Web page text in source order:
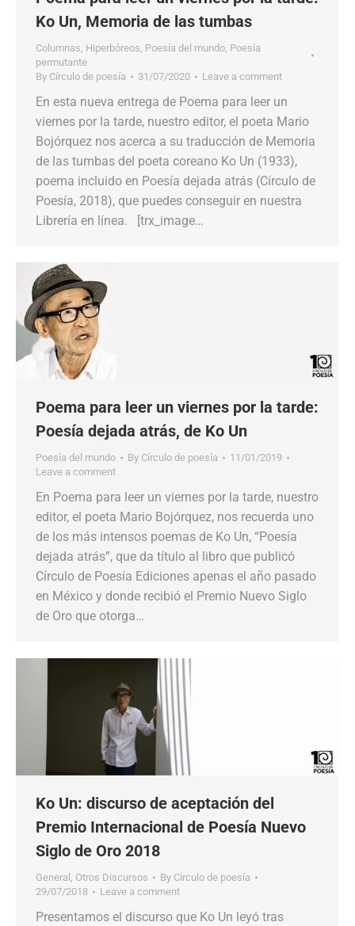
Ko Un, Memoria de las tumbas
Columnas, Hiperbóreos, Poesía del mundo, Poesía
permutante
By Círculo de poesía 31/07/2020 Leave a comment
En esta nueva entrega de Poema para leer un
viernes por la tarde, nuestro editor, el poeta Mario
Bojórquez nos acerca a su traducción de Memoria
de las tumbas del poeta coreano Ko Un (1933),
poema incluido en Poesía dejada atrás (Círculo de
Poesía, 2018), que puedes conseguir en nuestra
Librería en línea. [trx_image…
Poema para leer un viernes por la tarde:
Poesía dejada atrás, de Ko Un
Poesía del mundo By Círculo de poesía
11/01/2019
Leave a comment
En Poema para leer un viernes por la tarde, nuestro
editor, el poeta Mario Bojórquez, nos recuerda uno
de los más intensos poemas de Ko Un, “Poesía
dejada atrás”, que da título al libro que publicó
Círculo de Poesía Ediciones apenas el año pasado
en México y donde recibió el Premio Nuevo Siglo
de Oro que otorga…
Ko Un: discurso de aceptación del
Premio Internacional de Poesía Nuevo
Siglo de Oro 2018
General , Otros Discursos By Círculo de poesía
29/07/2018
Leave a comment
Presentamos el discurso que Ko Un leyó tras